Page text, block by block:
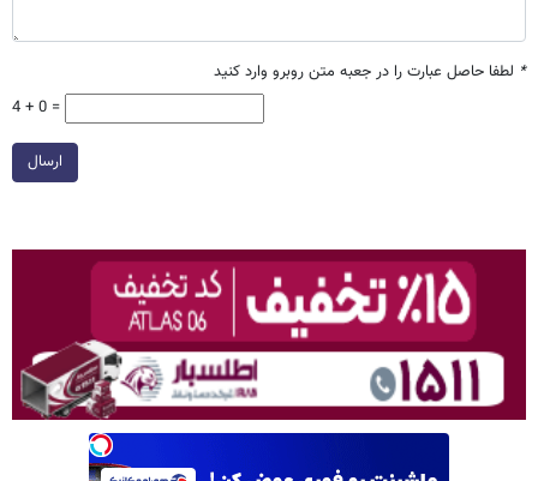
* لطفا حاصل عبارت را در جعبه متن روبرو وارد کنید
4 + 0 =
ارسال